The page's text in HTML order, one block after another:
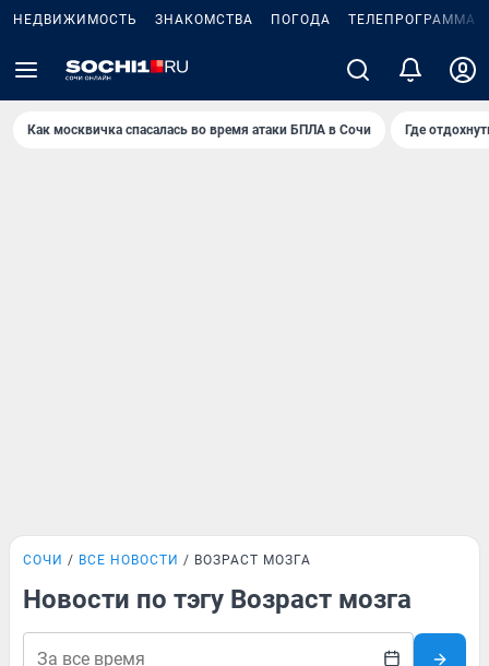
НЕДВИЖИМОСТЬ ЗНАКОМСТВА ПОГОДА ТЕЛЕПРОГРАММА
Как москвичка спасалась во время атаки БПЛА в Сочи Где
СОЧИ ВСЕ НОВОСТИ ВОЗРАСТ МОЗГА
Новости по тэгу Возраст мозга